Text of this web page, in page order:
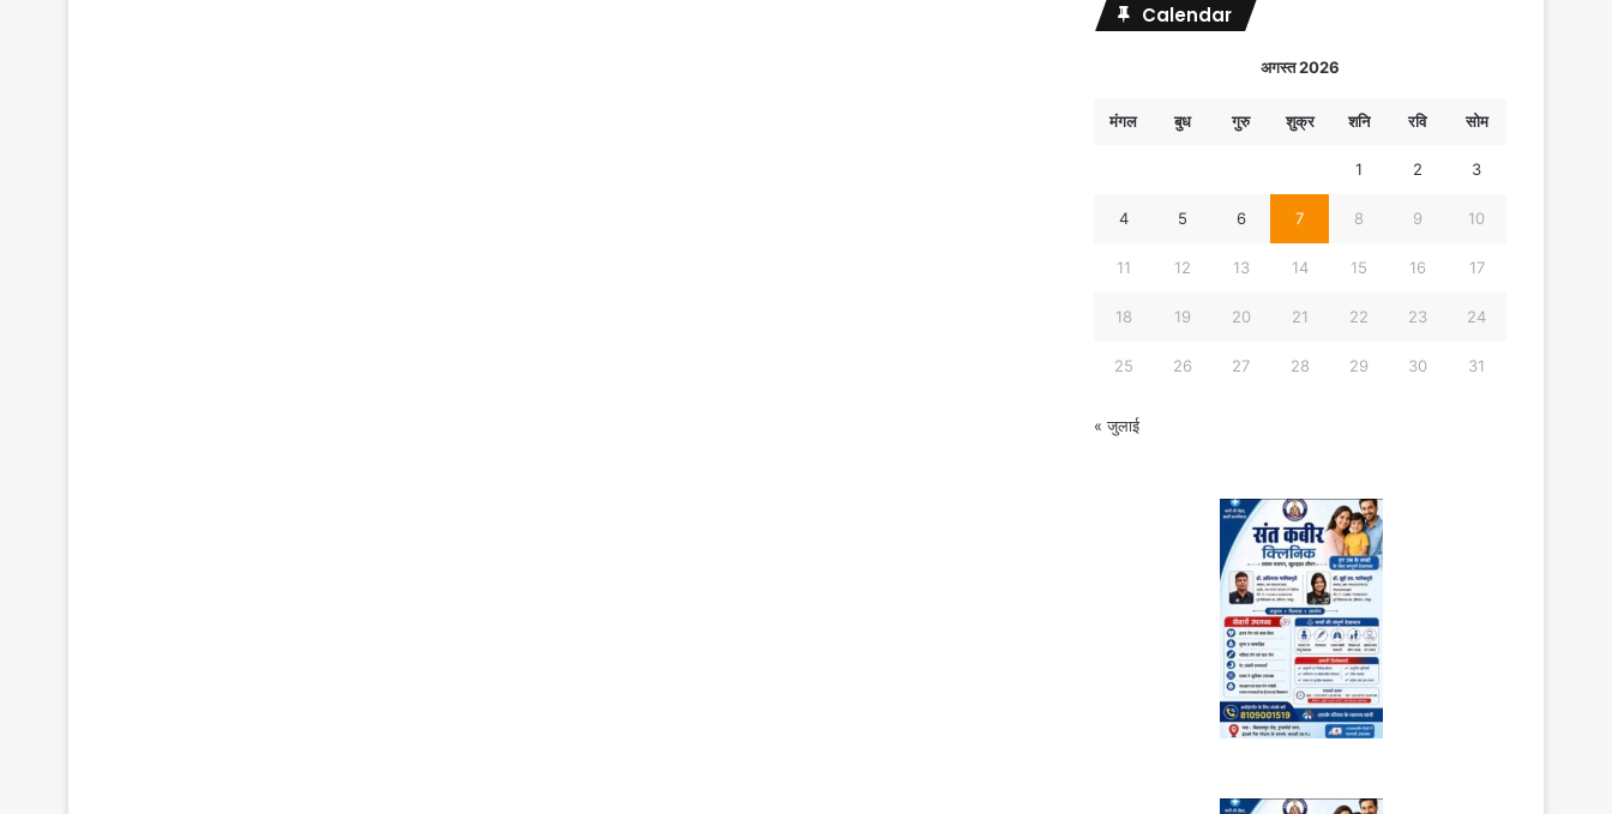
Calendar
अगस्त 2026
मंगल बुध गुरु शुक्र शनि रवि सोम
1 2 3
4 5 6 7 8 9 10
11 12 13 14 15 16 17
18 19 20 21 22 23 24
25 26 27 28 29 30 31
« जुलाई